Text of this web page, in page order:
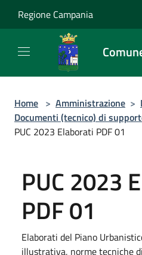
Regione Campania
Home > Amministrazione >
Documenti (tecnico) di
PUC 2023 Elaborati PDF 01
PUC 2023
PDF 01
Elaborati del Piano
illustrativa, norme tecniche